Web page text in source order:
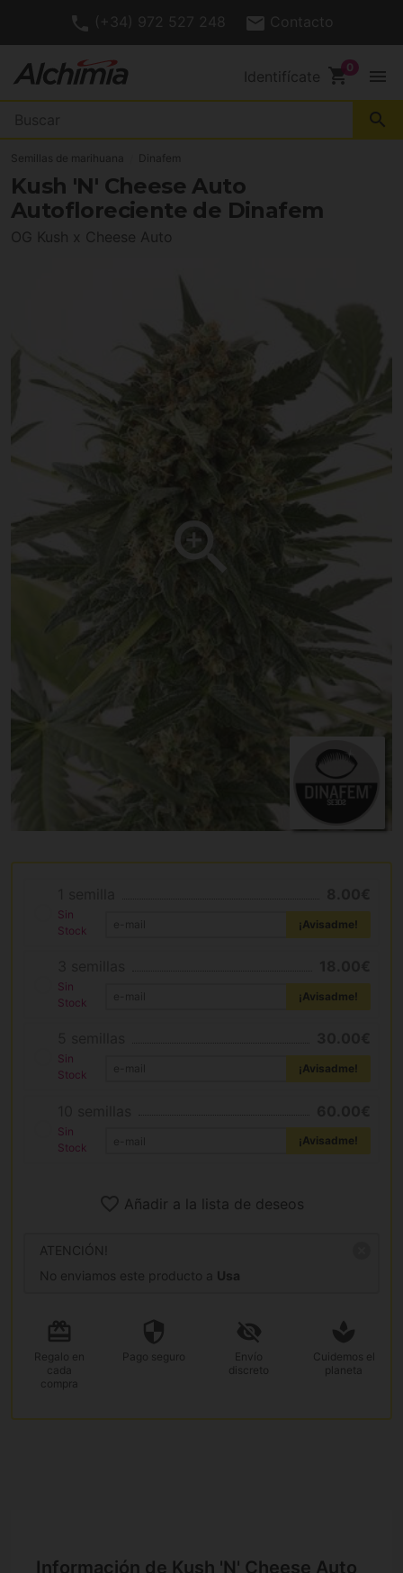
(+34) 972 527 248 Contacto
Identifícate shopping_cart menu
search
Semillas de marihuana Dinafem
Kush 'N' Cheese Auto
Autofloreciente de Dinafem
OG Kush x Cheese Auto
Sin
Stock
¡Avisadme!
Sin
Stock
¡Avisadme!
Sin
Stock
¡Avisadme!
Sin
Stock
¡Avisadme!
Añadir a la lista de deseos
ATENCIÓN!
No enviamos este producto a Usa
Regalo en
cada
compra
Pago seguro
Envío
discreto
Cuidemos el
planeta
Información de Kush 'N' Cheese Auto